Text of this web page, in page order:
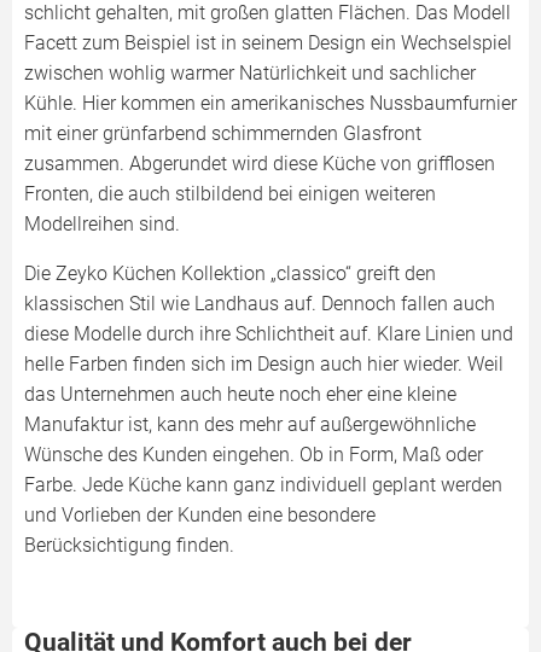
schlicht gehalten, mit großen glatten Flächen. Das Modell
Facett zum Beispiel ist in seinem Design ein Wechselspiel
zwischen wohlig warmer Natürlichkeit und sachlicher
Kühle. Hier kommen ein amerikanisches Nussbaumfurnier
mit einer grünfarbend schimmernden Glasfront
zusammen. Abgerundet wird diese Küche von grifflosen
Fronten, die auch stilbildend bei einigen weiteren
Modellreihen sind.
Die Zeyko Küchen Kollektion „classico“ greift den
klassischen Stil wie Landhaus auf. Dennoch fallen auch
diese Modelle durch ihre Schlichtheit auf. Klare Linien und
helle Farben finden sich im Design auch hier wieder. Weil
das Unternehmen auch heute noch eher eine kleine
Manufaktur ist, kann des mehr auf außergewöhnliche
Wünsche des Kunden eingehen. Ob in Form, Maß oder
Farbe. Jede Küche kann ganz individuell geplant werden
und Vorlieben der Kunden eine besondere
Berücksichtigung finden.
Qualität und Komfort auch bei der